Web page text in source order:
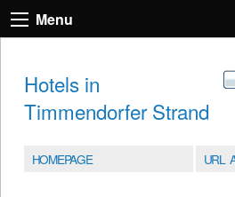
Menu
Hotels in
Timmendorfer Strand
HOMEPAGE URL